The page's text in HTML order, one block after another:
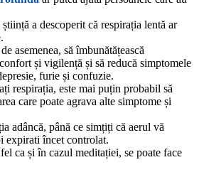
a descoperit că respirația lentă ar
asemenea, să îmbunătățească
și vigilență și să reducă simptomele
furie și confuzie.
respirația, este mai puțin probabil să
care poate agrava alte simptome și
adâncă, până ce simțiți că aerul vă
expirati încet controlat.
ca și în cazul meditației, se poate face